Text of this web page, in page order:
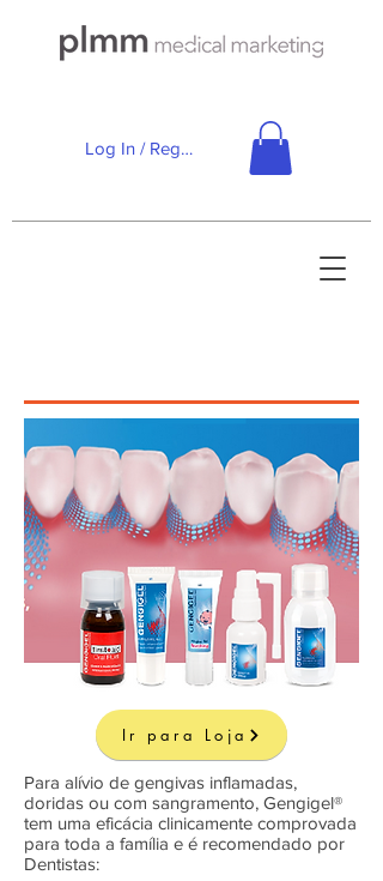
Log In / Registe-se
Ir para Loja
Para alívio de gengivas inflamadas,
doridas ou com sangramento, Gengigel®
tem uma eficácia clinicamente comprovada
para toda a família e é recomendado por
Dentistas: